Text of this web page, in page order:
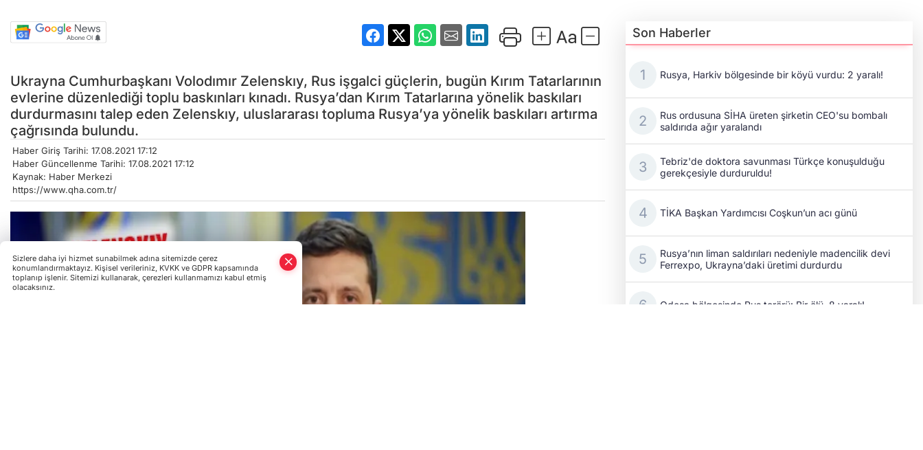
Ukrayna Cumhurbaşkanı Volodımır Zelenskıy, Rus işgalci güçlerin, bugün Kırım Tatarlarının
evlerine düzenlediği toplu baskınları kınadı. Rusya’dan Kırım Tatarlarına yönelik baskıları
durdurmasını talep eden Zelenskıy, uluslararası topluma Rusya’ya yönelik baskıları artırma
çağrısında bulundu.
Haber Giriş Tarihi: 17.08.2021 17:12
Haber Güncellenme Tarihi: 17.08.2021 17:12
Kaynak: Haber Merkezi
https://www.qha.com.tr/
Son Haberler
Rusya, Harkiv bölgesinde bir köyü vurdu: 2 yaralı!
Rus ordusuna SİHA üreten şirketin CEO'su bombalı
saldırıda ağır yaralandı
Tebriz'de doktora savunması Türkçe konuşulduğu
gerekçesiyle durduruldu!
TİKA Başkan Yardımcısı Coşkun’un acı günü
Rusya’nın liman saldırıları nedeniyle madencilik devi
Ferrexpo, Ukrayna’daki üretimi durdurdu
Odesa bölgesinde Rus terörü: Bir ölü, 8 yaralı!
Sizlere daha iyi hizmet sunabilmek adına sitemizde çerez
konumlandırmaktayız. Kişisel verileriniz, KVKK ve GDPR kapsamında
toplanıp işlenir. Sitemizi kullanarak, çerezleri kullanmamızı kabul etmiş
olacaksınız.